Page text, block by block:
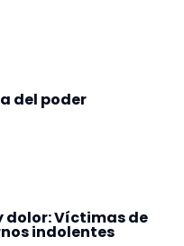
del poder
dolor: Víctimas de
indolentes